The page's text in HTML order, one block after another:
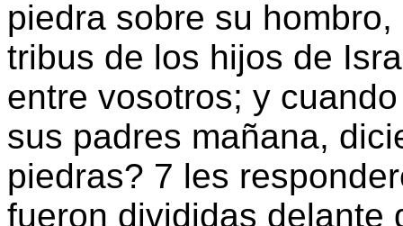
piedra sobre su
tribus de los hijos de
entre vosotros; y
sus padres mañana,
piedras? 7 les
fueron divididas delante